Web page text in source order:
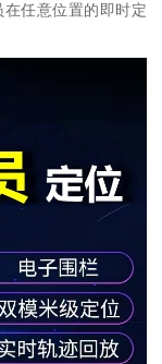
任意位置的即时定